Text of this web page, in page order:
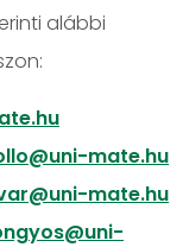
alábbi
mate.hu
mate.hu